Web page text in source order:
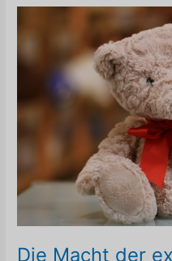
online
Die Macht der